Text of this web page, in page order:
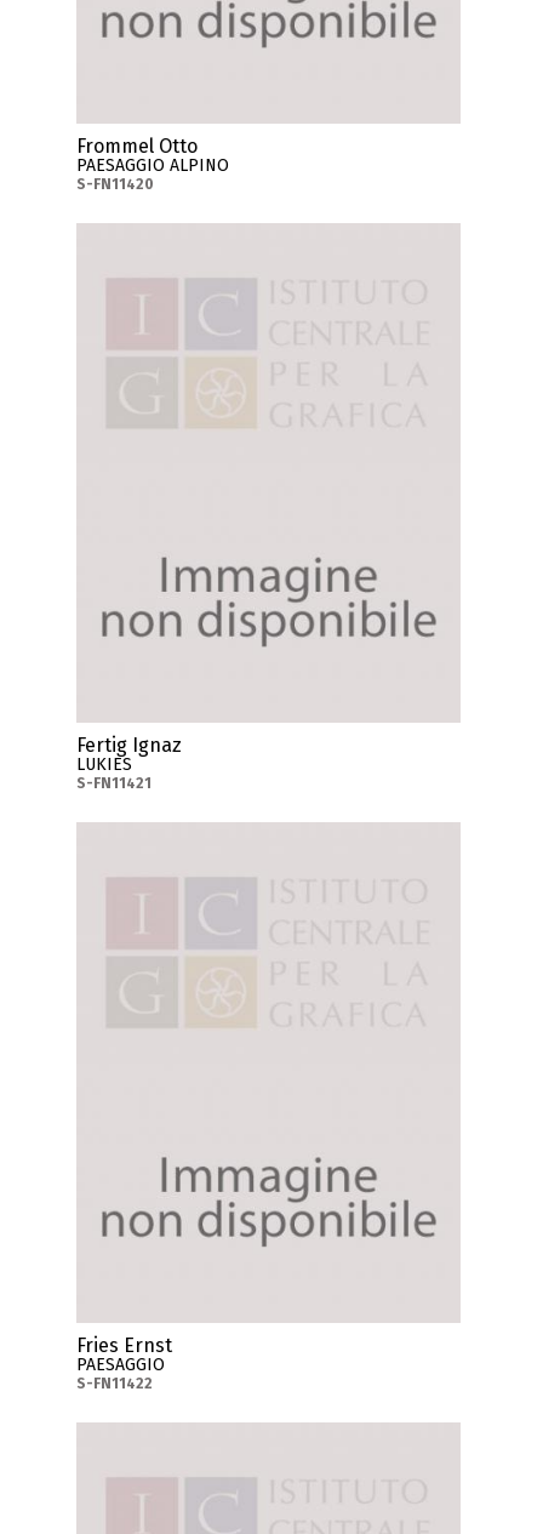
Frommel Otto
PAESAGGIO ALPINO
S-FN11420
Fertig Ignaz
LUKIES
S-FN11421
Fries Ernst
PAESAGGIO
S-FN11422